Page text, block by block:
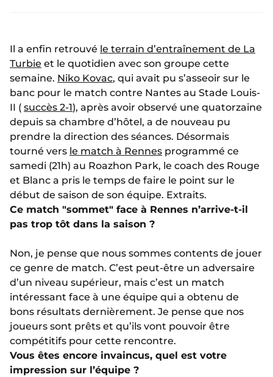
Il a enfin retrouvé le terrain d’entraînement de La
Turbie et le quotidien avec son groupe cette
semaine. Niko Kovac, qui avait pu s’asseoir sur le
banc pour le match contre Nantes au Stade Louis-
II ( succès 2-1), après avoir observé une quatorzaine
depuis sa chambre d’hôtel, a de nouveau pu
prendre la direction des séances. Désormais
tourné vers le match à Rennes programmé ce
samedi (21h) au Roazhon Park, le coach des Rouge
et Blanc a pris le temps de faire le point sur le
début de saison de son équipe. Extraits.
Ce match "sommet" face à Rennes n’arrive-t-il
pas trop tôt dans la saison ?
Non, je pense que nous sommes contents de jouer
ce genre de match. C’est peut-être un adversaire
d’un niveau supérieur, mais c’est un match
intéressant face à une équipe qui a obtenu de
bons résultats dernièrement. Je pense que nos
joueurs sont prêts et qu’ils vont pouvoir être
compétitifs pour cette rencontre.
Vous êtes encore invaincus, quel est votre
impression sur l’équipe ?